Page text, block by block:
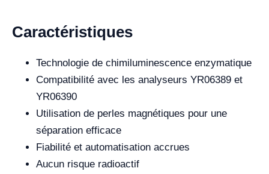
Caractéristiques
Technologie de chimiluminescence enzymatique
Compatibilité avec les analyseurs YR06389 et
YR06390
Utilisation de perles magnétiques pour une
séparation efficace
Fiabilité et automatisation accrues
Aucun risque radioactif